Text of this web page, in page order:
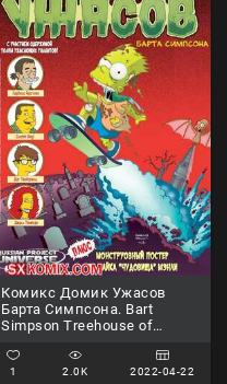
Комикс Домик Ужасов
Барта Симпсона. Bart
Simpson Treehouse of
1 2.0K 2022-04-22